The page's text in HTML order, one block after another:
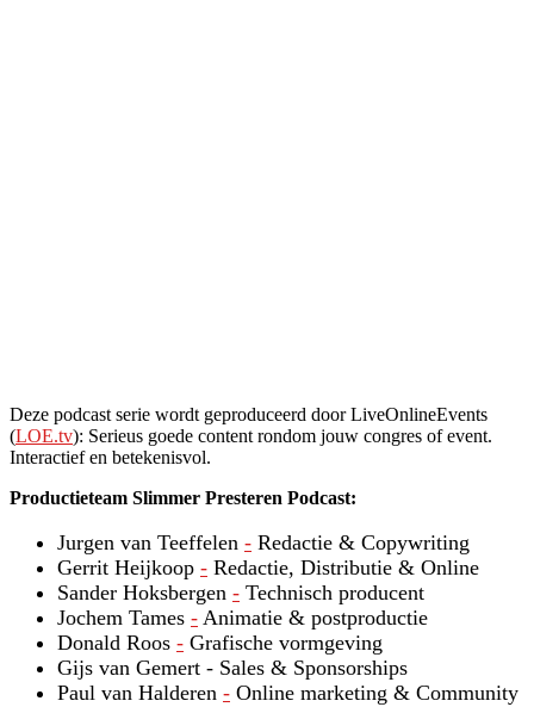
Deze podcast serie wordt geproduceerd door LiveOnlineEvents
(LOE.tv): Serieus goede content rondom jouw congres of event.
Interactief en betekenisvol.
Productieteam Slimmer Presteren Podcast:
Jurgen van Teeffelen - Redactie & Copywriting
Gerrit Heijkoop - Redactie, Distributie & Online
Sander Hoksbergen - Technisch producent
Jochem Tames - Animatie & postproductie
Donald Roos - Grafische vormgeving
Gijs van Gemert - Sales & Sponsorships
Paul van Halderen - Online marketing & Community